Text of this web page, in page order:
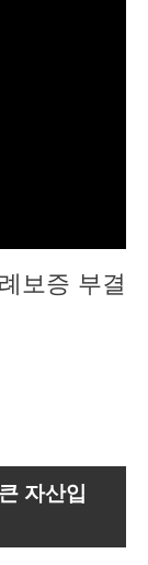
보증 부결
자산입